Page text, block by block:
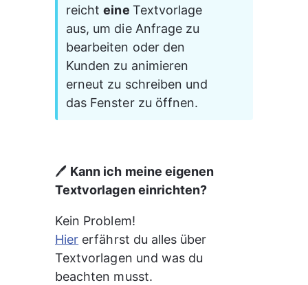
reicht eine Textvorlage
aus, um die Anfrage zu
bearbeiten oder den
Kunden zu animieren
erneut zu schreiben und
das Fenster zu öffnen.
🖊️ Kann ich meine eigenen
Textvorlagen einrichten?
Kein Problem!
Hier erfährst du alles über
Textvorlagen und was du
beachten musst.